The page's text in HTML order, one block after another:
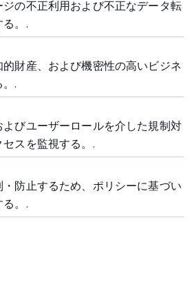
の不正利用および不正なデータ転
財産、および機密性の高いビジネ
びユーザーロールを介した規制対
防止するため、ポリシーに基づい